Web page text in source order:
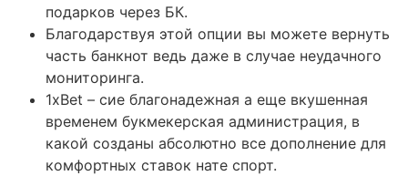
подарков через БК.
Благодарствуя этой опции вы можете вернуть
часть банкнот ведь даже в случае неудачного
мониторинга.
1xBet – сие благонадежная а еще вкушенная
временем букмекерская администрация, в
какой созданы абсолютно все дополнение для
комфортных ставок нате спорт.